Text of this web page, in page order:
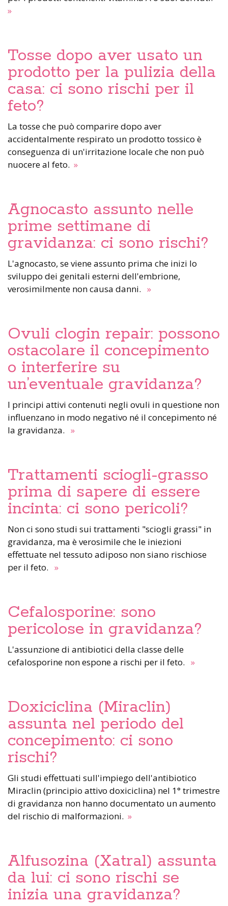
»
Tosse dopo aver usato un
prodotto per la pulizia della
casa: ci sono rischi per il
feto?
La tosse che può comparire dopo aver
accidentalmente respirato un prodotto tossico è
conseguenza di un'irritazione locale che non può
nuocere al feto. »
Agnocasto assunto nelle
prime settimane di
gravidanza: ci sono rischi?
L'agnocasto, se viene assunto prima che inizi lo
sviluppo dei genitali esterni dell'embrione,
verosimilmente non causa danni. »
Ovuli clogin repair: possono
ostacolare il concepimento
o interferire su
un’eventuale gravidanza?
I principi attivi contenuti negli ovuli in questione non
influenzano in modo negativo né il concepimento né
la gravidanza. »
Trattamenti sciogli-grasso
prima di sapere di essere
incinta: ci sono pericoli?
Non ci sono studi sui trattamenti "sciogli grassi" in
gravidanza, ma è verosimile che le iniezioni
effettuate nel tessuto adiposo non siano rischiose
per il feto. »
Cefalosporine: sono
pericolose in gravidanza?
L'assunzione di antibiotici della classe delle
cefalosporine non espone a rischi per il feto. »
Doxiciclina (Miraclin)
assunta nel periodo del
concepimento: ci sono
rischi?
Gli studi effettuati sull'impiego dell'antibiotico
Miraclin (principio attivo doxiciclina) nel 1° trimestre
di gravidanza non hanno documentato un aumento
del rischio di malformazioni. »
Alfusozina (Xatral) assunta
da lui: ci sono rischi se
inizia una gravidanza?